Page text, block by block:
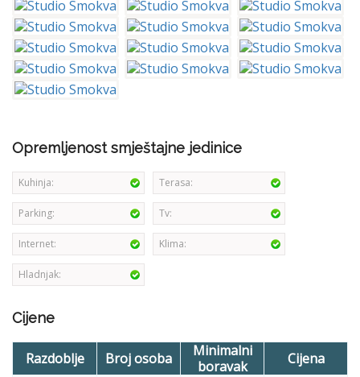
Opremljenost smještajne jedinice
Kuhinja: Terasa:
Parking: Tv:
Internet: Klima:
Hladnjak:
Cijene
Razdoblje Broj osoba
Minimalni
boravak
Cijena